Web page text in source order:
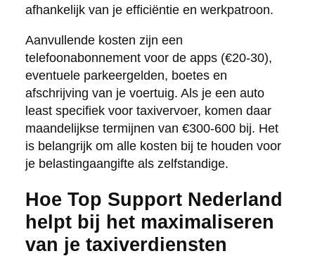
afhankelijk van je efficiëntie en werkpatroon.
Aanvullende kosten zijn een
telefoonabonnement voor de apps (€20-30),
eventuele parkeergelden, boetes en
afschrijving van je voertuig. Als je een auto
least specifiek voor taxivervoer, komen daar
maandelijkse termijnen van €300-600 bij. Het
is belangrijk om alle kosten bij te houden voor
je belastingaangifte als zelfstandige.
Hoe Top Support Nederland
helpt bij het maximaliseren
van je taxiverdiensten